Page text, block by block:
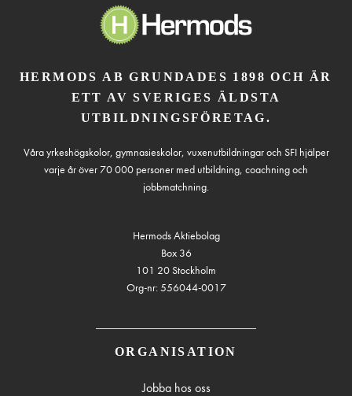
HERMODS AB GRUNDADES 1898 OCH ÄR
ETT AV SVERIGES ÄLDSTA
UTBILDNINGSFÖRETAG.
Våra yrkeshögskolor, gymnasieskolor, vuxenutbildningar och SFI hjälper
varje år över 70 000 personer med utbildning, coachning och
jobbmatchning.
Hermods Aktiebolag
Box 36
101 20 Stockholm
Org-nr: 556044-0017
ORGANISATION
Jobba hos oss